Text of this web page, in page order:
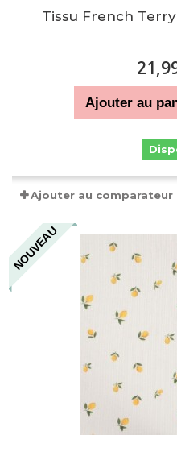
Tissu French
Ajouter au
Ajouter au comparateur
NOUVEAU